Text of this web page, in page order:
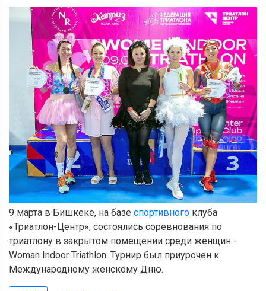
9 марта в Бишкеке, на базе спортивного клуба
«Триатлон-Центр», состоялись соревнования по
триатлону в закрытом помещении среди женщин -
Woman Indoor Triathlon. Турнир был приурочен к
Международному женскому Дню.